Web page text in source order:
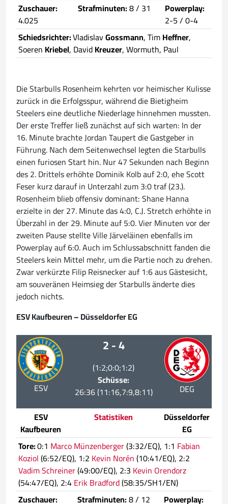
Zuschauer:
4.025
Strafminuten:8 / 31
Powerplay:
2-5 / 0-4
Schiedsrichter:VladislavGossmann, TimHeffner,
Soeren Kriebel, DavidKreuzer, Wormuth, Paul
Die Starbulls Rosenheim kehrten vor heimischer Kulisse
zurück in die Erfolgsspur, während die Bietigheim
Steelers eine deutliche Niederlage hinnehmen mussten.
Der erste Treffer ließ zunächst auf sich warten: In der
16. Minute brachte Jordan Taupert die Gastgeber in
Führung. Nach dem Seitenwechsel legten die Starbulls
einen furiosen Start hin. Nur 47 Sekunden nach Beginn
des 2. Drittels erhöhte Dominik Kolb auf 2:0, ehe Scott
Feser kurz darauf in Unterzahl zum 3:0 traf (23.).
Rosenheim blieb offensiv dominant: Shane Hanna
erzielte in der 27. Minute das 4:0, C.J. Stretch erhöhte in
Überzahl in der 29. Minute auf 5:0. Vier Minuten vor der
zweiten Pause stellte Ville Järveläinen ebenfalls im
Powerplay auf 6:0. Auch im Schlussabschnitt fanden die
Steelers kein Mittel mehr, um die Partie noch zu drehen.
Zwar verkürzte Filip Reisnecker auf 1:6 aus Gästesicht,
am souveränen Heimsieg der Starbulls änderte dies
jedoch nichts.
ESV Kaufbeuren – Düsseldorfer EG
ESV
2 - 4
(1:2;0:0;1:2)
Schüsse:
26:36 (11:16,7:9,8:11)
DEG
ESV
Kaufbeuren
Statistiken
Düsseldorfer
EG
Tore:0:1 Marco Münzenberger(3:32/EQ), 1:1 Fabian
Koziol(6:52/EQ), 1:2 Kevin Norén(10:41/EQ), 2:2
Vadim Schreiner(49:00/EQ), 2:3 Kevin Orendorz
(54:47/EQ), 2:4Erik Bradford(58:35/SH1/EN)
Zuschauer:
Strafminuten:8 / 12 Powerplay: